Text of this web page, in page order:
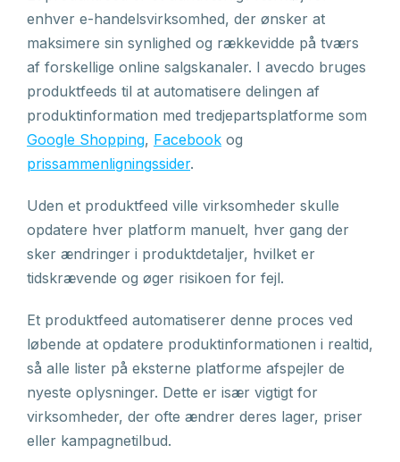
enhver e-handelsvirksomhed, der ønsker at
maksimere sin synlighed og rækkevidde på tværs
af forskellige online salgskanaler. I avecdo bruges
produktfeeds til at automatisere delingen af
produktinformation med tredjepartsplatforme som
Google Shopping, Facebook og
prissammenligningssider.
Uden et produktfeed ville virksomheder skulle
opdatere hver platform manuelt, hver gang der
sker ændringer i produktdetaljer, hvilket er
tidskrævende og øger risikoen for fejl.
Et produktfeed automatiserer denne proces ved
løbende at opdatere produktinformationen i realtid,
så alle lister på eksterne platforme afspejler de
nyeste oplysninger. Dette er især vigtigt for
virksomheder, der ofte ændrer deres lager, priser
eller kampagnetilbud.